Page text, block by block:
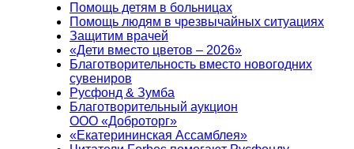
Помощь детям в больницах
Помощь людям в чрезвычайных ситуациях
Защитим врачей
«Дети вместо цветов – 2026»
Благотворительность вместо новогодних
сувениров
Русфонд & Зумба
Благотворительный аукцион
ООО «Доброторг»
«Екатерининская Ассамблея»